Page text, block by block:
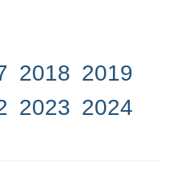
2018 2019
2023 2024